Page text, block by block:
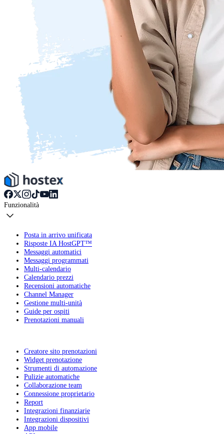
Funzionalità
Posta in arrivo unificata
Risposte IA HostGPT™
Messaggi automatici
Messaggi programmati
Multi-calendario
Calendario prezzi
Recensioni automatiche
Channel Manager
Gestione multi-unità
Guide per ospiti
Prenotazioni manuali
Creatore sito prenotazioni
Widget prenotazione
Strumenti di automazione
Pulizie automatiche
Collaborazione team
Connessione proprietario
Report
Integrazioni finanziarie
Integrazioni dispositivi
App mobile